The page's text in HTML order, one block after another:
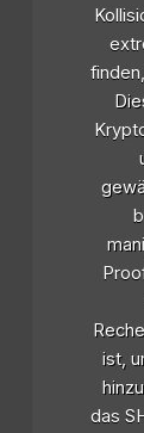
ist,
das